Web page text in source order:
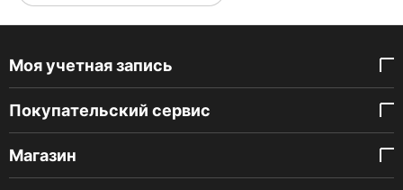
Моя учетная запись
Покупательский сервис
Магазин